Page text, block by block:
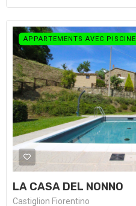
APPARTEMENTS AVEC PISCINE
LA CASA DEL NONNO
Castiglion Fiorentino